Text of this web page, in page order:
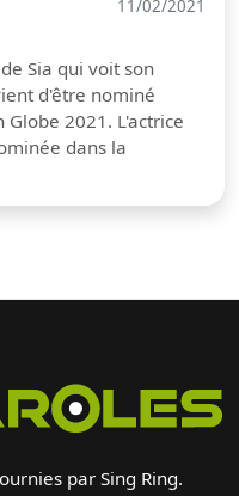
11/02/2021
Sia qui voit son
d'être nominé
2021. L'actrice
dans la
par Sing Ring.